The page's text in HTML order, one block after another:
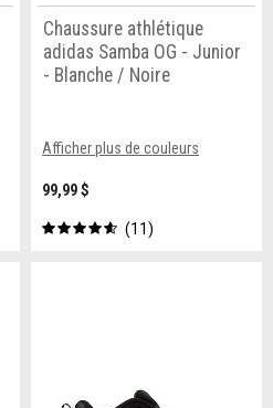
Chaussure athlétique
adidas Samba OG - Junior
- Blanche / Noire
Afficher plus de couleurs
99,99 $
11